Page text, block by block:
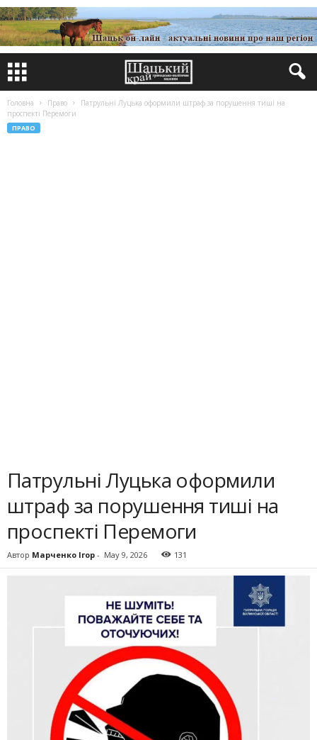
Головна Право
Патрульні Луцька оформили штраф за порушення тиші на
проспекті Перемоги
ПРАВО
Патрульні Луцька оформили
штраф за порушення тиші на
проспекті Перемоги
Автор Марченко Ігор - May 9, 2026 131